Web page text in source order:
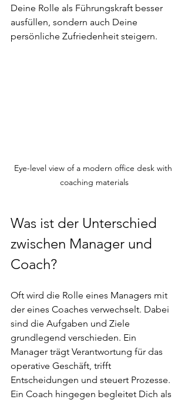
Deine Rolle als Führungskraft besser
ausfüllen, sondern auch Deine
persönliche Zufriedenheit steigern.
Eye-level view of a modern office desk with
coaching materials
Was ist der Unterschied
zwischen Manager und
Coach?
Oft wird die Rolle eines Managers mit
der eines Coaches verwechselt. Dabei
sind die Aufgaben und Ziele
grundlegend verschieden. Ein
Manager trägt Verantwortung für das
operative Geschäft, trifft
Entscheidungen und steuert Prozesse.
Ein Coach hingegen begleitet Dich als